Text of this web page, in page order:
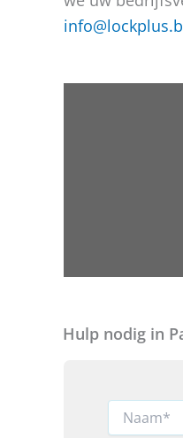
Hulp nodig in
N